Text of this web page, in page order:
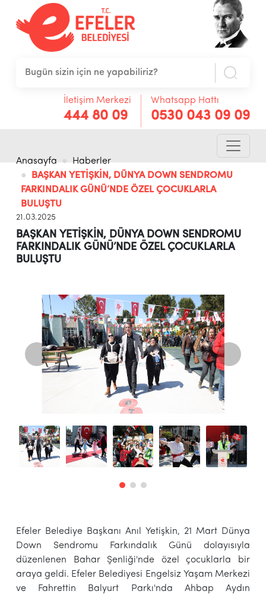
İletişim Merkezi
444 80 09
Whatsapp Hattı
0530 043 09 09
Anasayfa
Haberler
BAŞKAN YETİŞKİN, DÜNYA DOWN SENDROMU
FARKINDALIK GÜNÜ’NDE ÖZEL ÇOCUKLARLA
BULUŞTU
21.03.2025
BAŞKAN YETİŞKİN, DÜNYA DOWN SENDROMU
FARKINDALIK GÜNÜ’NDE ÖZEL ÇOCUKLARLA
BULUŞTU
Efeler Belediye Başkanı Anıl Yetişkin, 21 Mart Dünya
Down Sendromu Farkındalık Günü dolayısıyla
düzenlenen Bahar Şenliği'nde özel çocuklarla bir
araya geldi. Efeler Belediyesi Engelsiz Yaşam Merkezi
ve Fahrettin Balyurt Parkı'nda Ahbap Aydın